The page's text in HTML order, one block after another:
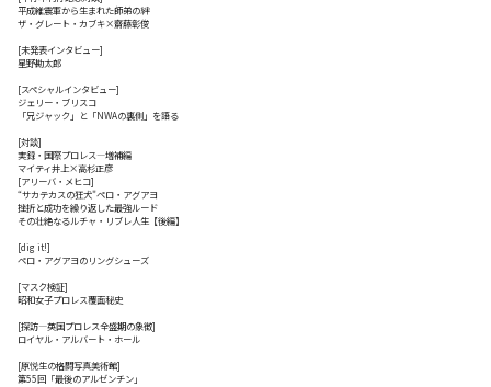
平成維震軍から生まれた師弟の絆
ザ・グレート・カブキ×齋藤彰俊
[未発表インタビュー]
星野勘太郎
[スペシャルインタビュー]
ジェリー・ブリスコ
「兄ジャック」と「NWAの裏側」を語る
[対談]
実録・国際プロレス―増補編
マイティ井上×高杉正彦
[アリーバ・メヒコ]
“サカテカスの狂犬"ペロ・アグアヨ
挫折と成功を繰り返した最強ルード
その壮絶なるルチャ・リブレ人生【後編】
[dig it!]
ペロ・アグアヨのリングシューズ
[マスク検証]
昭和女子プロレス覆面秘史
[探訪―英国プロレス全盛期の象徴]
ロイヤル・アルバート・ホール
[原悦生の格闘写真美術館]
第55回「最後のアルゼンチン」